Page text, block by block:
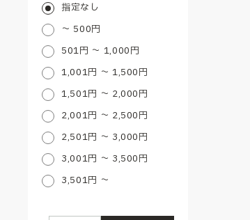
指定なし
～ 500円
501円 ～ 1,000円
1,001円 ～ 1,500円
1,501円 ～ 2,000円
2,001円 ～ 2,500円
2,501円 ～ 3,000円
3,001円 ～ 3,500円
3,501円 ～